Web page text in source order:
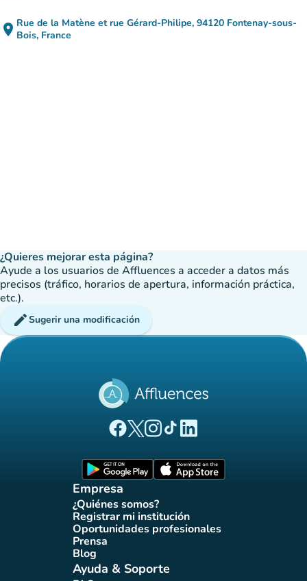
place Rue de la Matène et rue Gérard-Philipe, 94120 Fontenay-sous-
Bois, France
¿Quieres mejorar esta página?
Ayude a los usuarios de Affluences a acceder a datos más
precisos (tráfico, horarios de apertura, información práctica,
etc.).
editSugerir una modificación
(nueva pestaña)
(nueva pestaña)
(nueva pestaña)
(nueva pestaña)
(nueva pestaña)
Empresa
¿Quiénes somos?
(nueva pestaña)
Registrar mi institución
(nueva pestaña)
Oportunidades profesionales
(nueva pestaña)
Prensa(nueva pestaña)
Blog(nueva pestaña)
Ayuda & Soporte